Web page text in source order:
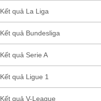
Kết quả La Liga
Kết quả Bundesliga
Kết quả Serie A
Kết quả Ligue 1
Kết quả V-League